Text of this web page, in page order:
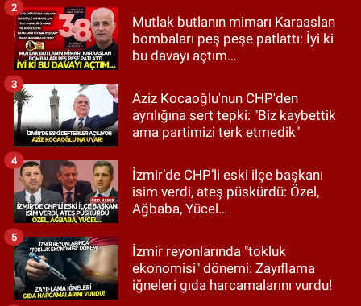
Mutlak butlanın mimarı Karaaslan
bombaları peş peşe patlattı: İyi ki
bu davayı açtım…
2
Aziz Kocaoğlu'nun CHP'den
ayrılığına sert tepki: "Biz kaybettik
ama partimizi terk etmedik"
3
İzmir’de CHP’li eski ilçe başkanı
isim verdi, ateş püskürdü: Özel,
Ağbaba, Yücel…
4
İzmir reyonlarında "tokluk
ekonomisi" dönemi: Zayıflama
iğneleri gıda harcamalarını vurdu!
5